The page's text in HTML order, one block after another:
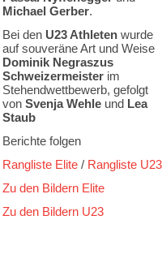
Michael Gerber.
Bei den U23 Athleten wurde
auf souveräne Art und Weise
Dominik Negraszus
Schweizermeister im
Stehendwettbewerb, gefolgt
von Svenja Wehle und Lea
Staub
Berichte folgen
Rangliste Elite / Rangliste U23
Zu den Bildern Elite
Zu den Bildern U23